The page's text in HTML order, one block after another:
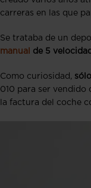
carreras en las que
Se trataba de un
manual
de 5
Como curiosidad,
010 para ser vendido
la factura del coche